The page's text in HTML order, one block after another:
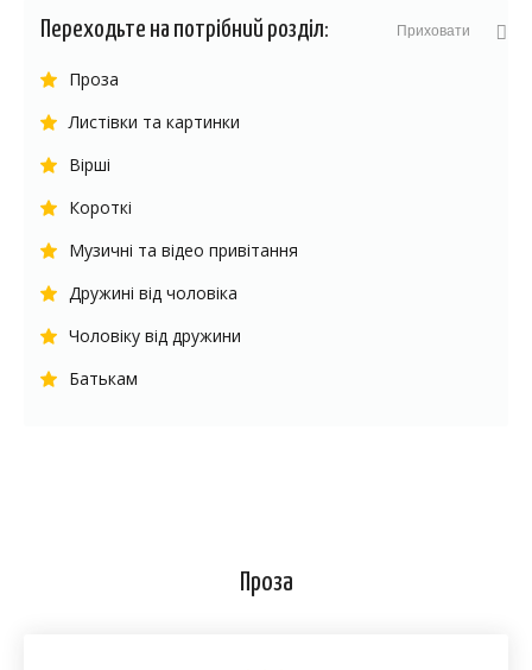
Переходьте на потрібний розділ: Приховати
Проза
Листівки та картинки
Вірші
Короткі
Музичні та відео привітання
Дружині від чоловіка
Чоловіку від дружини
Батькам
Проза